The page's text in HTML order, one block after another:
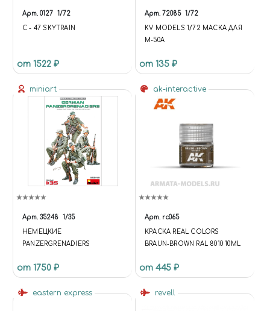
Арт. 0127 1/72
C - 47 SKYTRAIN
от 1522 ₽
Арт. 72085 1/72
KV MODELS 1/72 МАСКА ДЛЯ
М-50А
от 135 ₽
miniart
Арт. 35248 1/35
НЕМЕЦКИЕ
PANZERGRENADIERS
от 1750 ₽
ak-interactive
Арт. rc065
КРАСКА REAL COLORS
BRAUN-BROWN RAL 8010 10ML
от 445 ₽
eastern express revell